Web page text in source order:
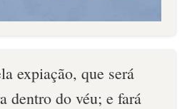
expiação, que será
dentro do véu; e fará